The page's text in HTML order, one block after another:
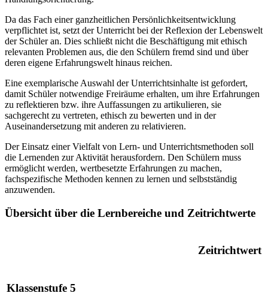
Da das Fach einer ganzheitlichen Persönlichkeitsentwicklung
verpflichtet ist, setzt der Unterricht bei der Reflexion der Lebenswelt
der Schüler an. Dies schließt nicht die Beschäftigung mit ethisch
relevanten Problemen aus, die den Schülern fremd sind und über
deren eigene Erfahrungswelt hinaus reichen.
Eine exemplarische Auswahl der Unterrichtsinhalte ist gefordert,
damit Schüler notwendige Freiräume erhalten, um ihre Erfahrungen
zu reflektieren bzw. ihre Auffassungen zu artikulieren, sie
sachgerecht zu vertreten, ethisch zu bewerten und in der
Auseinandersetzung mit anderen zu relativieren.
Der Einsatz einer Vielfalt von Lern- und Unterrichtsmethoden soll
die Lernenden zur Aktivität herausfordern. Den Schülern muss
ermöglicht werden, wertbesetzte Erfahrungen zu machen,
fachspezifische Methoden kennen zu lernen und selbstständig
anzuwenden.
Übersicht über die Lernbereiche und Zeitrichtwerte
Zeitrichtwert
Klassenstufe 5